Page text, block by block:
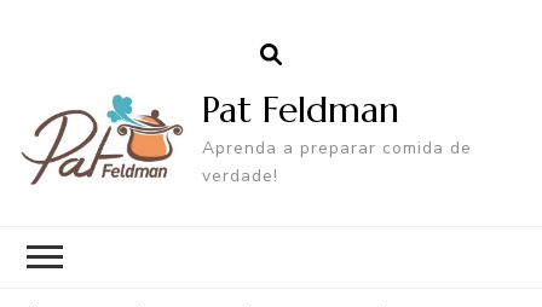
Pat Feldman
Aprenda a preparar comida de
verdade!